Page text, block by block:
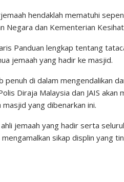
hendaklah mematuhi
dan Kementerian
Panduan lengkap tentang
jemaah yang hadir ke masjid.
di dalam mengendalikan
Diraja Malaysia dan JAIS akan
yang dibenarkan ini.
jemaah yang hadir serta
sikap displin yang